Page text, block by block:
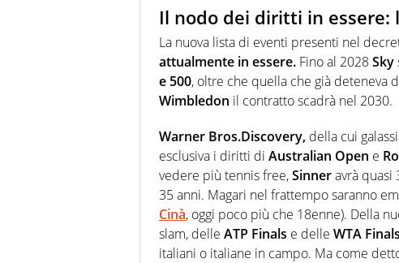
Il nodo dei diritti in essere:
La nuova lista di eventi presenti nel
attualmente in essere. Fino al 2028Sky
e 500, oltre che quella che già deteneva
Wimbledon il contratto scadrà nel 2030.
Warner Bros.Discovery, della cui
esclusiva i diritti di Australian Open e
vedere più tennis free,Sinneravrà quasi
35 anni. Magari nel frattempo saranno
Cinà, oggi poco più che 18enne). Della
slam, delle ATP Finals e delle WTA
italiani o italiane in campo. Ma come